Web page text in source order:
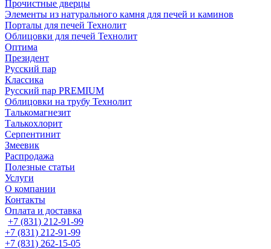
Прочистные дверцы
Элементы из натурального камня для печей и каминов
Порталы для печей Технолит
Облицовки для печей Технолит
Оптима
Президент
Русский пар
Классика
Русский пар PREMIUM
Облицовки на трубу Технолит
Талькомагнезит
Талькохлорит
Серпентинит
Змеевик
Распродажа
Полезные статьи
Услуги
О компании
Контакты
Оплата и доставка
+7 (831) 212-91-99
+7 (831) 212-91-99
+7 (831) 262-15-05